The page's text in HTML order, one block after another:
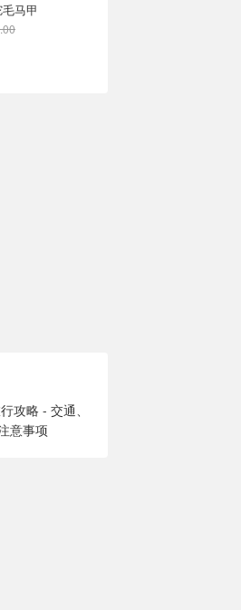
马甲
攻略 - 交通、
意事项